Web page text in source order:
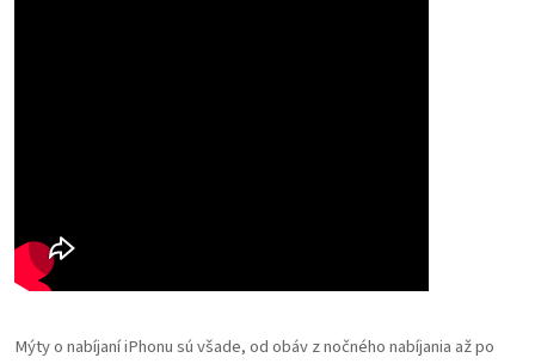
Mýty o nabíjaní iPhonu sú všade, od obáv z nočného nabíjania až po